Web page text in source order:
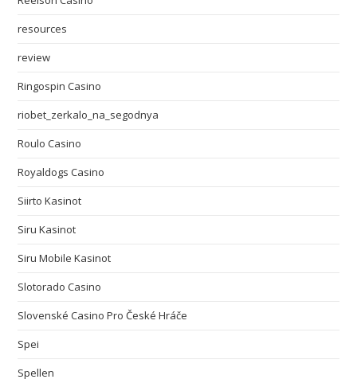
resources
review
Ringospin Casino
riobet_zerkalo_na_segodnya
Roulo Casino
Royaldogs Casino
Siirto Kasinot
Siru Kasinot
Siru Mobile Kasinot
Slotorado Casino
Slovenské Casino Pro České Hráče
Spei
Spellen